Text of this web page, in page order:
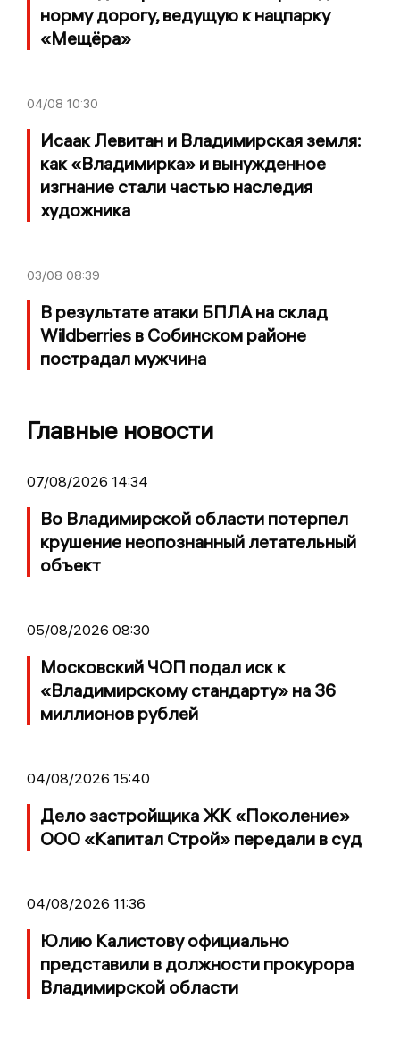
норму дорогу, ведущую к нацпарку
«Мещёра»
04/08 10:30
Исаак Левитан и Владимирская земля:
как «Владимирка» и вынужденное
изгнание стали частью наследия
художника
03/08 08:39
В результате атаки БПЛА на склад
Wildberries в Собинском районе
пострадал мужчина
Главные новости
07/08/2026 14:34
Во Владимирской области потерпел
крушение неопознанный летательный
объект
05/08/2026 08:30
Московский ЧОП подал иск к
«Владимирскому стандарту» на 36
миллионов рублей
04/08/2026 15:40
Дело застройщика ЖК «Поколение»
ООО «Капитал Строй» передали в суд
04/08/2026 11:36
Юлию Калистову официально
представили в должности прокурора
Владимирской области